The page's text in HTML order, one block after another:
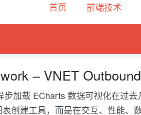
首页 前端技术
-- VNET
步加载 ECharts 数据可视化在过
创建工具，而是在交互、性能、